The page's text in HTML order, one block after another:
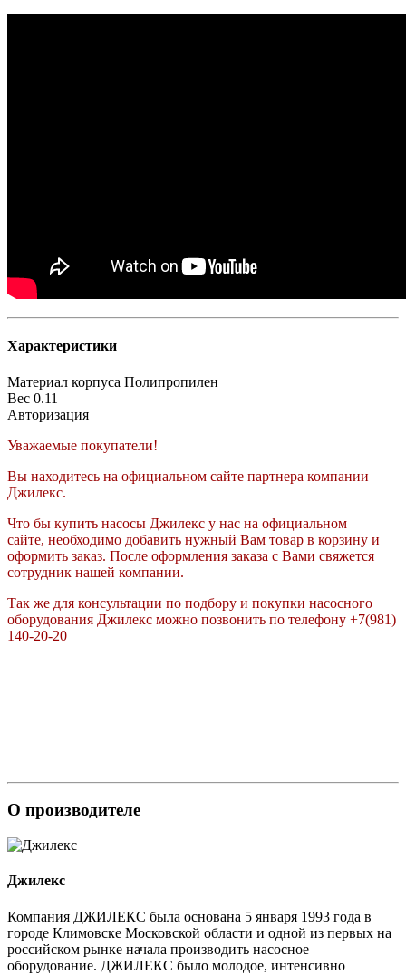
Характеристики
Материал корпуса Полипропилен
Вес 0.11
Авторизация
Уважаемые покупатели!
Вы находитесь на официальном сайте партнера компании
Джилекс.
Что бы купить насосы Джилекс у нас на официальном
сайте, необходимо добавить нужный Вам товар в корзину и
оформить заказ. После оформления заказа с Вами свяжется
сотрудник нашей компании.
Так же для консультации по подбору и покупки насосного
оборудования Джилекс можно позвонить по телефону +7(981)
140-20-20
О производителе
Джилекс
Компания ДЖИЛЕКС была основана 5 января 1993 года в
городе Климовске Московской области и одной из первых на
российском рынке начала производить насосное
оборудование. ДЖИЛЕКС было молодое, интенсивно